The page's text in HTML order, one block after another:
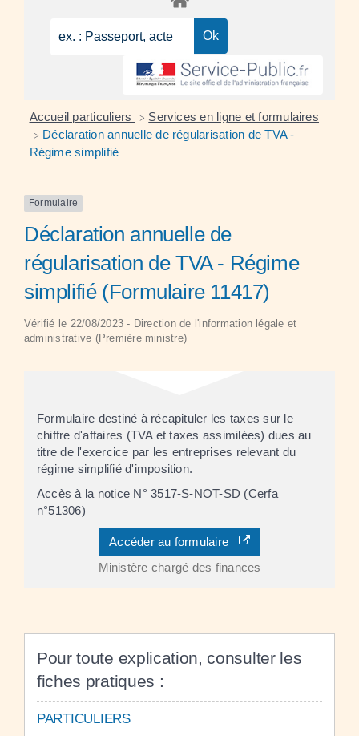
Accueil particuliers > Services en ligne et formulaires
> Déclaration annuelle de régularisation de TVA -
Régime simplifié
Formulaire
Déclaration annuelle de
régularisation de TVA - Régime
simplifié (Formulaire 11417)
Vérifié le 22/08/2023 - Direction de l'information légale et
administrative (Première ministre)
Formulaire destiné à récapituler les taxes sur le
chiffre d'affaires (TVA et taxes assimilées) dues au
titre de l'exercice par les entreprises relevant du
régime simplifié d'imposition.
Accès à la notice N° 3517-S-NOT-SD (Cerfa
n°51306)
Accéder au formulaire
Ministère chargé des finances
Pour toute explication, consulter les
fiches pratiques :
PARTICULIERS